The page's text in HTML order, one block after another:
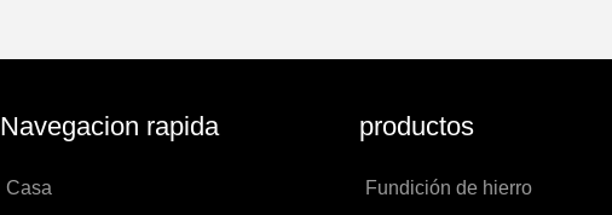
Navegacion rapida
Casa
productos
Fundición de hierro